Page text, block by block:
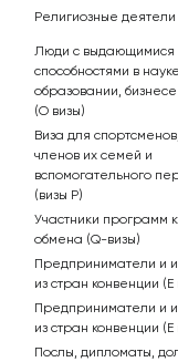
Религиозные деятели
Люди с выдающимися
способностями в
образовании,
(О визы)
Виза для
членов их семей и
вспомогательного
(визы P)
Участники программ
обмена (Q-визы)
Предприниматели и
из стран конвенции (Е
Предприниматели и
из стран конвенции (Е
Послы, дипломаты,